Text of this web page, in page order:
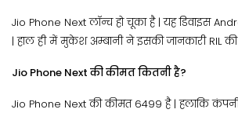
Jio Phone Next लॉन्च हो चूका है | यह डिवाइस
| हाल ही में मुकेश अम्बानी ने इसकी जानकारी RIL
Jio Phone Next की कीमत कितनी है?
Jio Phone Next की कीमत 6499 है | हलाकि